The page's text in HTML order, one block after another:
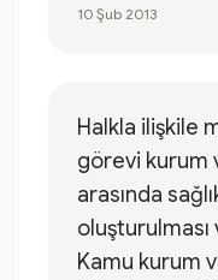
10 Şub 2013
Halkla ilişkile
görevi kurum
arasında
Kamu kurum